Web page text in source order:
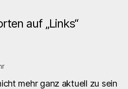
auf „Links“
mehr ganz aktuell zu sein